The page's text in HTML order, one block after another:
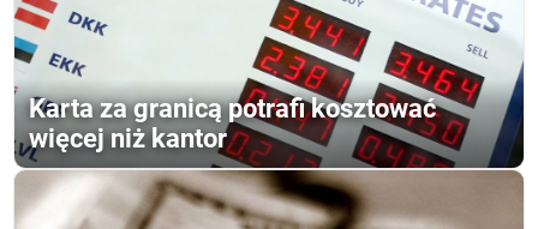
Karta za granicą potrafi kosztować
więcej niż kantor